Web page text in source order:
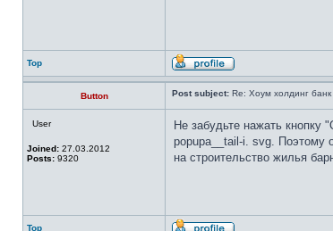
Top
Button Post subject: Re: Хоум холдинг банк
User
Joined: 27.03.2012
Posts: 9320
Не забудьте нажать кнопку
popupa__tail-i. svg. Поэтому
на строительство жилья
Top